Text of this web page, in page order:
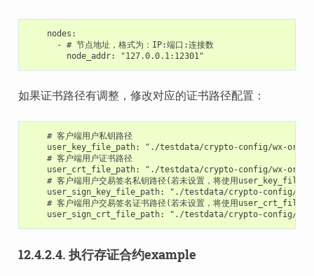
    nodes:
      - # 节点地址，格式为：IP:端口:连接数
如果证书路径有调整，修改对应的证书路径配置：
    # 客户端用户私钥路径
user_key_file_path: "./testdata/crypto-config/wx-
    # 客户端用户证书路径
user_crt_file_path: "./testdata/crypto-config/wx-
# 客户端用户交易签名私钥路径(若未设置，将使用
user_sign_key_file_path: "./testdata/crypto-config/
# 客户端用户交易签名证书路径(若未设置，将使用
12.4.2.4. 执行存证合约example